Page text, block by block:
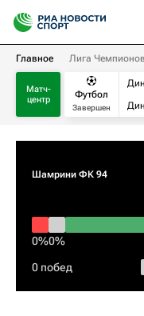
Главное Лига Чемпионов
Матч-
центр
Футбол
Завершен
Шамрини ФК 94
0%0%
0 побед